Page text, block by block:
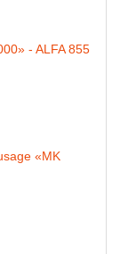
- ALFA 855
«MK